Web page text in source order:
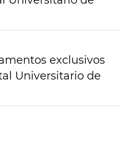
exclusivos
Universitario de